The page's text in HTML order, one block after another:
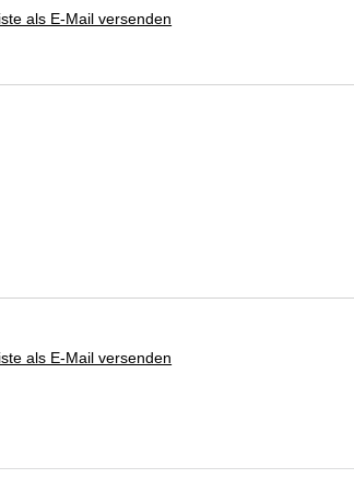
als E-Mail versenden
als E-Mail versenden